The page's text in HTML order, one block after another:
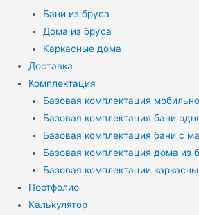
Бани из бруса
Дома из бруса
Каркасные дома
Доставка
Комплектация
Базовая комплектация
Базовая комплектация бани
Базовая комплектация бани с
Базовая комплектация дома из
Базовая комплектации
Портфолио
Калькулятор